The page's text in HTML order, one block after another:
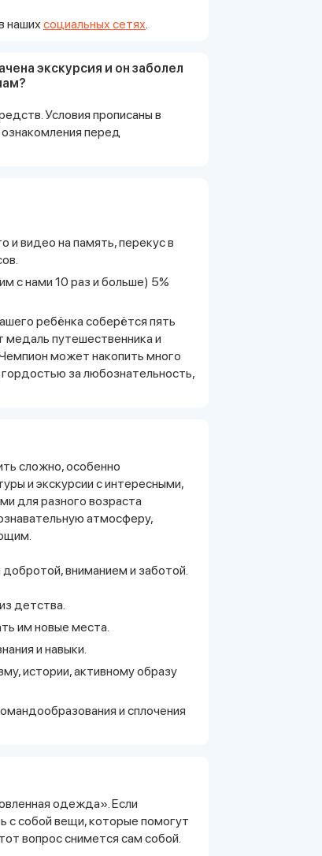
наших социальных сетях
экскурсия и он заболел
Условия прописаны в
перед
и видео на память, перекус в
с нами 10 раз и больше) 5%
ребёнка соберётся пять
медаль путешественника и
может накопить много
за любознательность,
сложно, особенно
и экскурсии с интересными,
для разного возраста
атмосферу,
вниманием и заботой.
детства.
им новые места.
и навыки.
истории, активному образу
и сплочения
одежда». Если
с собой вещи, которые помогут
вопрос снимется сам собой.